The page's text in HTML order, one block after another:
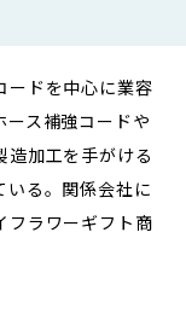
ードを中心に業容
ス補強コードや
造加工を手がける
いる。関係会社に
フラワーギフト商